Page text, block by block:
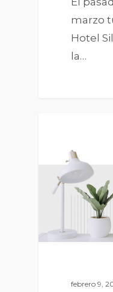
marzo
Hotel
la…
febrero 9,